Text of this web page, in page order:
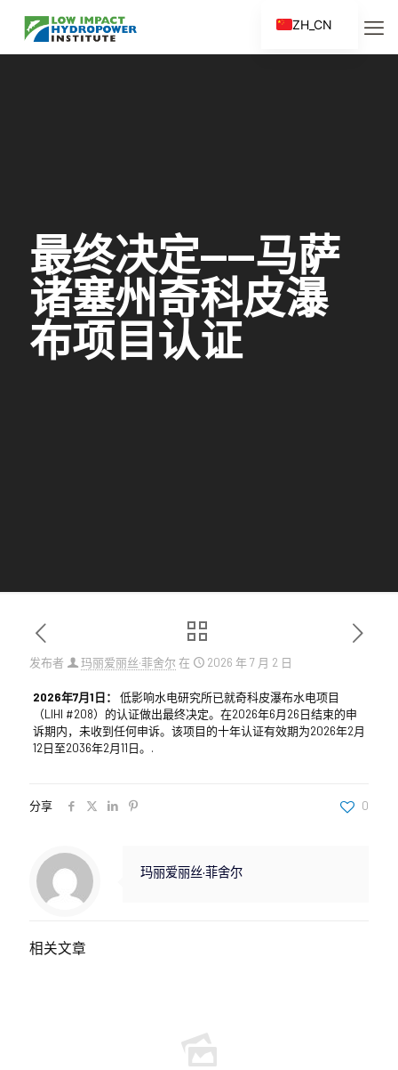
最终决定——马萨
诸塞州奇科皮瀑
布项目认证
发布者 玛丽爱丽丝·菲舍尔 在 2026 年 7 月 2 日
2026年7月1日：
低影响水电研究所已就奇科皮瀑布水电项目
（LIHI #208）的认证做出最终决定。在2026年6月26日结束的申
诉期内，未收到任何申诉。该项目的十年认证有效期为2026年2月
12日至2036年2月11日。.
分享 0
玛丽爱丽丝·菲舍尔
相关文章
ZH_CN
EN